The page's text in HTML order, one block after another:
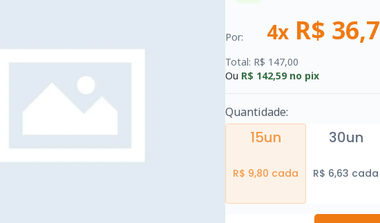
Por: 4x R$
Total: R$ 147,00
Ou R$ 142,59no pix
Quantidade:
15un
R$ 9,80 cada
30un
R$ 6,63 cada